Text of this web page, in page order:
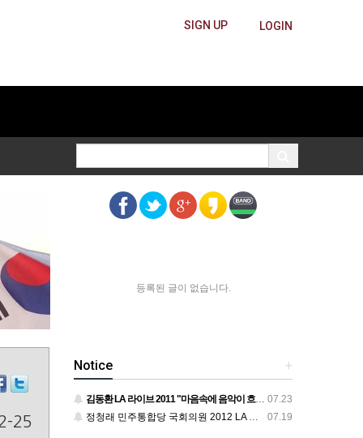
LOGIN
SIGN UP
25
등록된 글이 없습니다.
+
Notice
07.23
김동환 LA 라이브 2011 "마음속에 음악이 흐르면"
07.19
정청래 민주통합당 국회의원 2012 LA 동포 간담회